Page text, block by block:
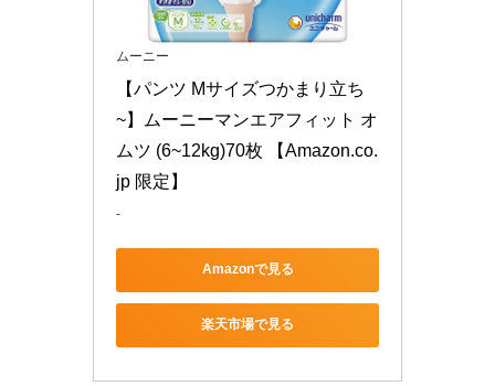
ムーニー
【パンツ Mサイズつかまり立ち
~】ムーニーマンエアフィット オ
ムツ (6~12kg)70枚 【Amazon.co.
jp 限定】
-
Amazonで見る
楽天市場で見る